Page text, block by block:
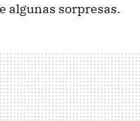
algunas sorpresas.